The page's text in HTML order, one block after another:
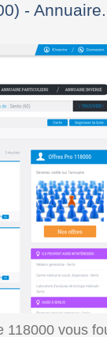
-
118000 vous